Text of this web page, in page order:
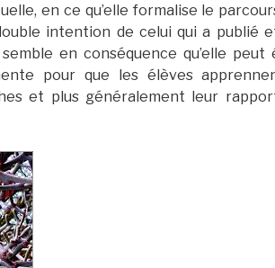
en ce qu’elle formalise le
intention de celui qui a publié
en conséquence qu’elle peut
pour que les élèves
et plus généralement leur